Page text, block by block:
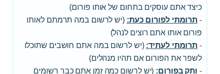
כיצד אתם עוסקים בתחום של אותו פורום)
- תרומתי לפורום כעת: (יש לרשום במה תרמתם לאותו
פורום אותו אתם רוצים לנהל)
- תרומתי לעתיד: (יש לרשום במה אתם חושבים שתוכלו
לשפר את הפורום אם תהיו מנהלים)
- ותק בפורום: (יש לרשום כמה זמן אתם כבר רשומים